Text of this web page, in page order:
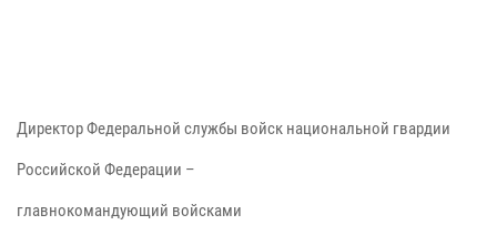
Директор Федеральной службы войск национальной гвардии
Российской Федерации –
главнокомандующий войсками